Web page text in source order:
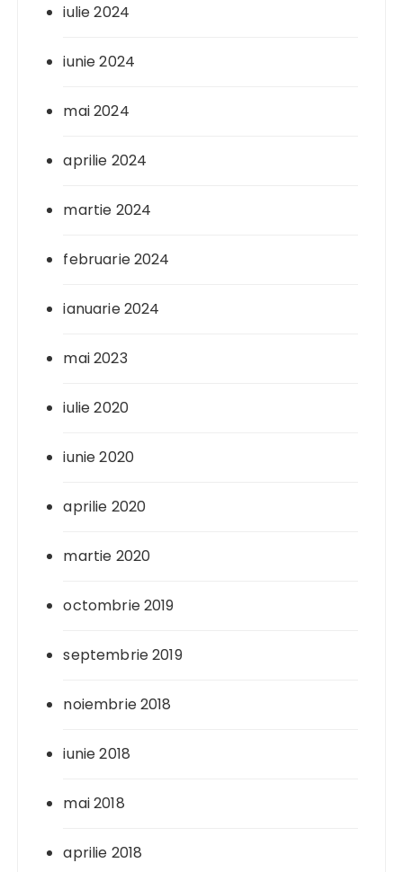
iulie 2024
iunie 2024
mai 2024
aprilie 2024
martie 2024
februarie 2024
ianuarie 2024
mai 2023
iulie 2020
iunie 2020
aprilie 2020
martie 2020
octombrie 2019
septembrie 2019
noiembrie 2018
iunie 2018
mai 2018
aprilie 2018